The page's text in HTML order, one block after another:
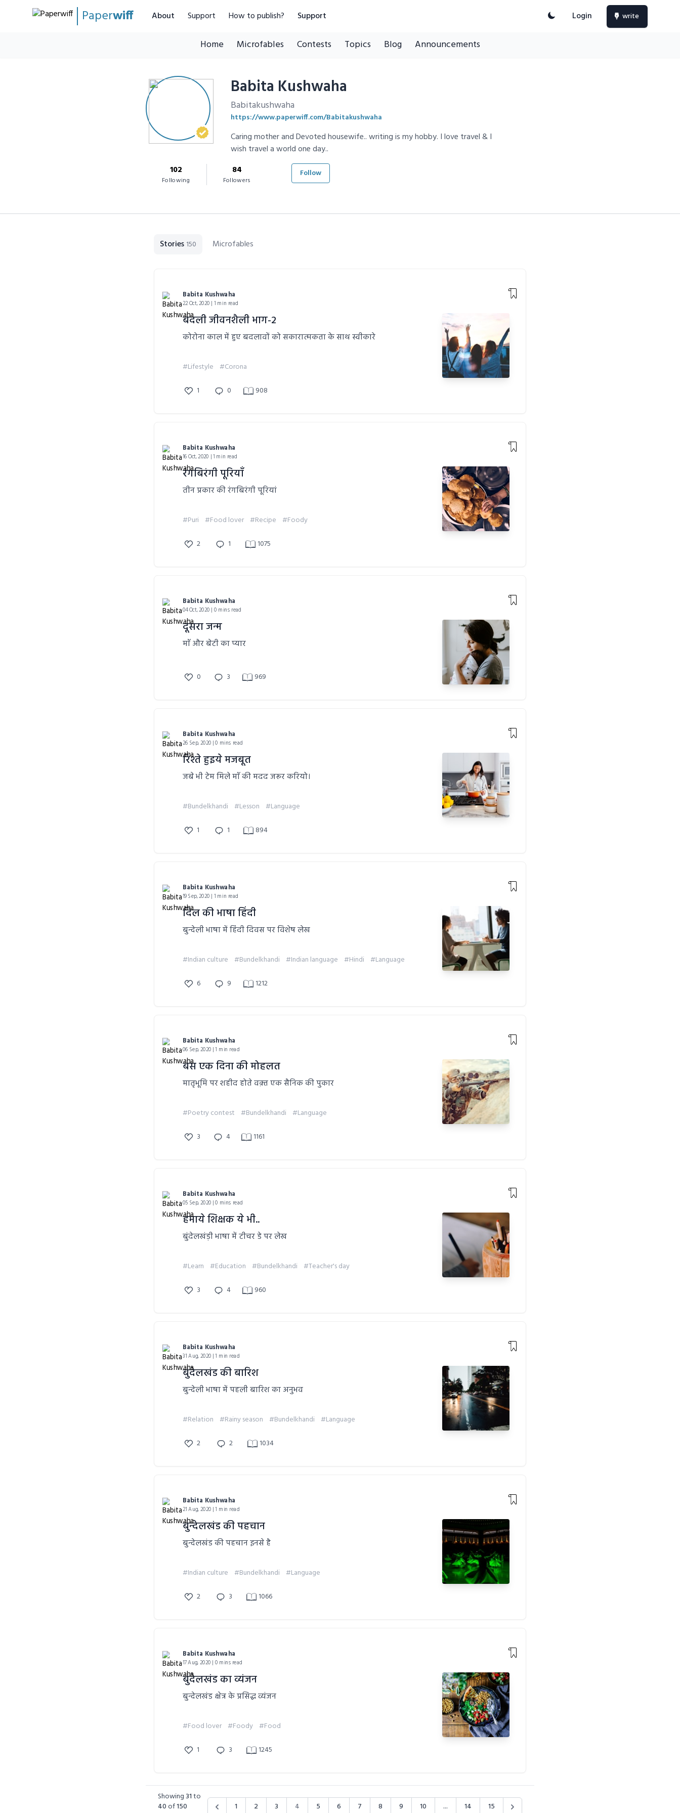
Paperwiff About Support How to publish? Support Login write
Home Microfables Contests Topics Blog Announcements
Babita Kushwaha
Babitakushwaha
https://www.paperwiff.com/Babitakushwaha
Caring mother and Devoted housewife.. writing is my hobby. I love travel & I
wish travel a world one day..
102
Following
84
Followers
Follow
Stories 150 Microfables
Babita Kushwaha
22 Oct, 2020 | 1 min read
बदली जीवनशैली भाग-2
कोरोना काल में हुए बदलावों को सकारात्मकता के साथ स्वीकारे
#Lifestyle #Corona
1 0 908
Babita Kushwaha
16 Oct, 2020 | 1 min read
रंगबिरंगी पूरियाँ
तीन प्रकार की रंगबिरंगी पूरियां
#Puri #Food lover #Recipe #Foody
2 1 1075
Babita Kushwaha
04 Oct, 2020 | 0 mins read
दूसरा जन्म
माँ और बेटी का प्यार
0 3 969
Babita Kushwaha
26 Sep, 2020 | 0 mins read
रिश्ते हुइये मजबूत
जबे भी टेम मिले माँ की मदद जरूर करियो।
#Bundelkhandi #Lesson #Language
1 1 894
Babita Kushwaha
19 Sep, 2020 | 1 min read
दिल की भाषा हिंदी
बुन्देली भाषा में हिंदी दिवस पर विशेष लेख
#Indian culture #Bundelkhandi #Indian language #Hindi #Language
6 9 1212
Babita Kushwaha
06 Sep, 2020 | 1 min read
बस एक दिना की मोहलत
मातृभूमि पर शहीद होते वक़्त एक सैनिक की पुकार
#Poetry contest #Bundelkhandi #Language
3 4 1161
Babita Kushwaha
05 Sep, 2020 | 0 mins read
हमाये शिक्षक ये भी..
बुंदेलखंड़ी भाषा में टीचर डे पर लेख
#Learn #Education #Bundelkhandi #Teacher's day
3 4 960
Babita Kushwaha
31 Aug, 2020 | 1 min read
बुंदेलखंड की बारिश
बुन्देली भाषा में पहली बारिश का अनुभव
#Relation #Rainy season #Bundelkhandi #Language
2 2 1034
Babita Kushwaha
21 Aug, 2020 | 1 min read
बुन्देलखंड की पहचान
बुन्देलखंड की पहचान इनसे है
#Indian culture #Bundelkhandi #Language
2 3 1066
Babita Kushwaha
17 Aug, 2020 | 0 mins read
बुंदेलखंड का व्यंजन
बुन्देलखंड क्षेत्र के प्रसिद्ध व्यंजन
#Food lover #Foody #Food
1 3 1245
Showing31to
40 of150
1 2 3 4 5 6 7 8 9 10 ... 14 15